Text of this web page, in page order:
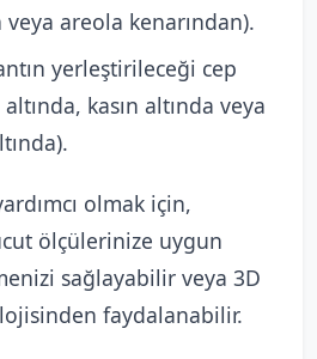
areola kenarından).
yerleştirileceği cep
kasın altında veya
olmak için,
ölçülerinize uygun
sağlayabilir veya 3D
faydalanabilir.